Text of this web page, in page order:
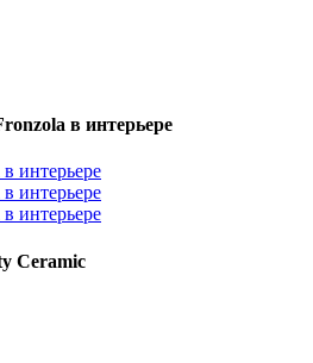
в интерьере
Ceramic